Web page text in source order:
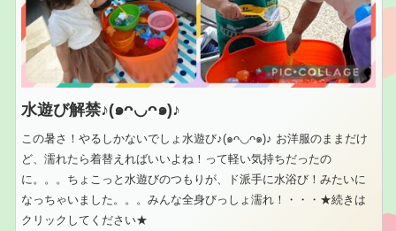
水遊び解禁♪(๑ᴖ◡ᴖ๑)♪
この暑さ！やるしかないでしょ水遊び♪(๑ᴖ◡ᴖ๑)♪ お洋服のままだけ
ど、濡れたら着替えればいいよね！って軽い気持ちだったの
に。。。ちょこっと水遊びのつもりが、ド派手に水浴び！みたいに
なっちゃいました。。。みんな全身びっしょ濡れ！・・・★続きは
クリックしてください★